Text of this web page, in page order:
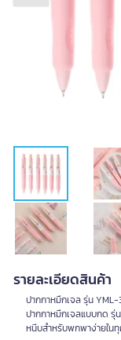
รายละเอียดสินค้า
ปากกาหมึกเจล รุ่น
ปากกาหมึกเจลแบบกด รุ่
หนีบสำหรับพกพาง่ายใน